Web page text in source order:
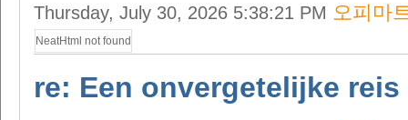
Thursday, July 30, 2026 5:38:21 PM 오피마
NeatHtml not found
re: Een onvergetelijke reis